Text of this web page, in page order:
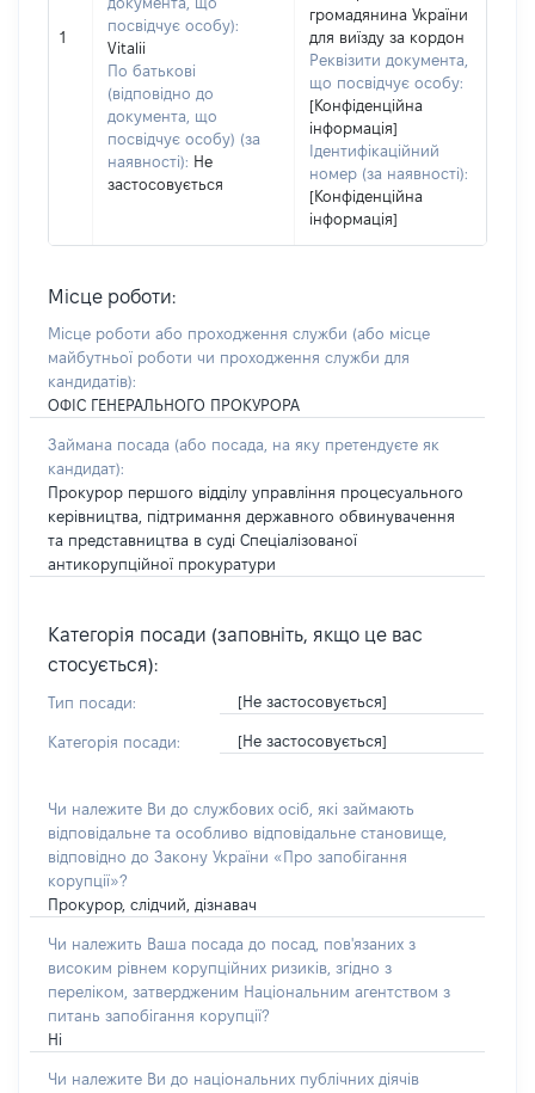
1
посвідчує особу):
Vitalii
По батькові
(відповідно до
документа, що
посвідчує особу) (за
наявності): Не
застосовується
громадянина України
для виїзду за кордон
Реквізити документа,
що посвідчує особу:
[Конфіденційна
інформація]
Ідентифікаційний
номер (за наявності):
[Конфіденційна
інформація]
Місце роботи:
Місце роботи або проходження служби (або місце
майбутньої роботи чи проходження служби для
кандидатів):
ОФІС ГЕНЕРАЛЬНОГО ПРОКУРОРА
Займана посада (або посада, на яку претендуєте як
кандидат):
Прокурор першого відділу управління процесуального
керівництва, підтримання державного обвинувачення
та представництва в суді Спеціалізованої
антикорупційної прокуратури
Категорія посади (заповніть, якщо це вас
стосується):
Тип посади: [Не застосовується]
Категорія посади: [Не застосовується]
Чи належите Ви до службових осіб, які займають
відповідальне та особливо відповідальне становище,
відповідно до Закону України «Про запобігання
корупції»?
Прокурор, слідчий, дізнавач
Чи належить Ваша посада до посад, пов'язаних з
високим рівнем корупційних ризиків, згідно з
переліком, затвердженим Національним агентством з
питань запобігання корупції?
Ні
Чи належите Ви до національних публічних діячів